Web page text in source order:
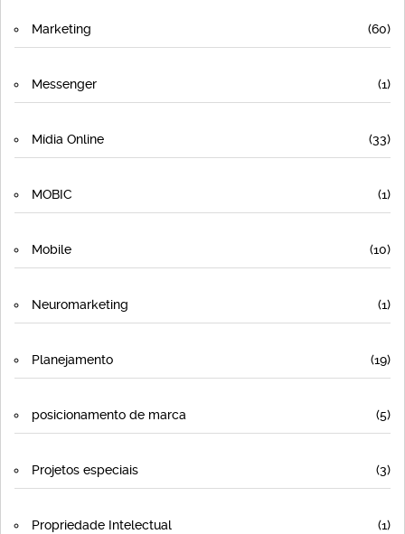
Marketing (60)
Messenger (1)
Mídia Online (33)
MOBIC (1)
Mobile (10)
Neuromarketing (1)
Planejamento (19)
posicionamento de marca (5)
Projetos especiais (3)
Propriedade Intelectual (1)